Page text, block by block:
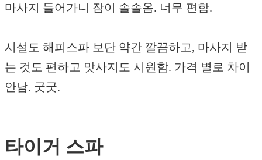
마사지 들어가니 잠이 솔솔옴. 너무 편함.
시설도 해피스파 보단 약간 깔끔하고, 마사지 받
는 것도 편하고 맛사지도 시원함. 가격 별로 차이
안남. 굿굿.
타이거 스파